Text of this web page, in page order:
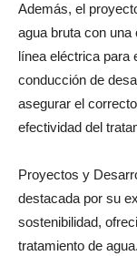
Además, el
agua bruta con
línea eléctrica para
conducción de
asegurar el
efectividad del
Proyectos y
destacada por su
sostenibilidad,
tratamiento de